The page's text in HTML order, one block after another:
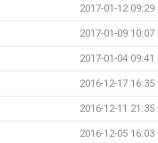
2017-01-12 09:29
2017-01-09 10:07
2017-01-04 09:41
2016-12-17 16:35
2016-12-11 21:35
2016-12-05 16:03